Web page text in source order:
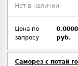
Нет в наличии
Цена по
запросу
руб.
Саморез с потай